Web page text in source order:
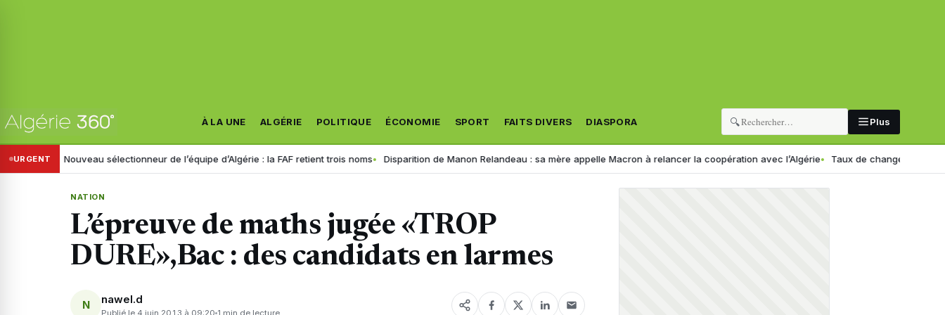
À LA UNE ALGÉRIE POLITIQUE ÉCONOMIE SPORT FAITS DIVERS DIASPORA 🔍 Plus
URGENT
Nouveau sélectionneur de l’équipe d’Algérie : la FAF retient trois noms Disparition de Manon Relandeau : sa mère appelle Macron à relancer la coopération avec l’Algérie Taux de change en Algérie : voici
NATION
L’épreuve de maths jugée «TROP
DURE»,Bac : des candidats en larmes
N nawel.d
Publié le 4 juin 2013 à 09:20 1 min de lecture